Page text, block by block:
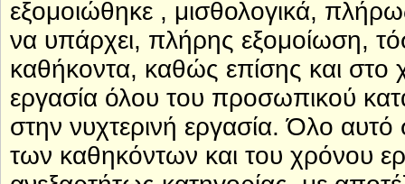
εξομοιώθηκε , μισθολογικά,
να υπάρχει, πλήρης εξομοίωση,
καθήκοντα, καθώς επίσης και
εργασία όλου του προσωπικού κατά
στην νυχτερινή εργασία. Όλο
των καθηκόντων και του χρόνου